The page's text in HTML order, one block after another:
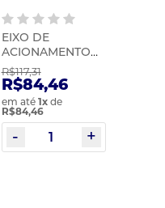
EIXO DE
ACIONAMENTO
DA CARCAÇA DE
EMBREAGEM |
MIC | 0877
R$117,31
R$84,46
em até 1xde
R$84,46